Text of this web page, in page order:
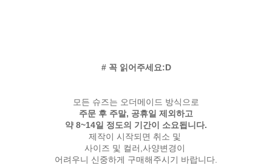
# 꼭 읽어주세요:D
모든 슈즈는 오더메이드 방식으로
주문 후 주말, 공휴일 제외하고
약 8~14일 정도의 기간이 소요됩니다.
제작이 시작되면 취소 및
사이즈 및 컬러,사양변경이
어려우니 신중하게 구매해주시기 바랍니다.